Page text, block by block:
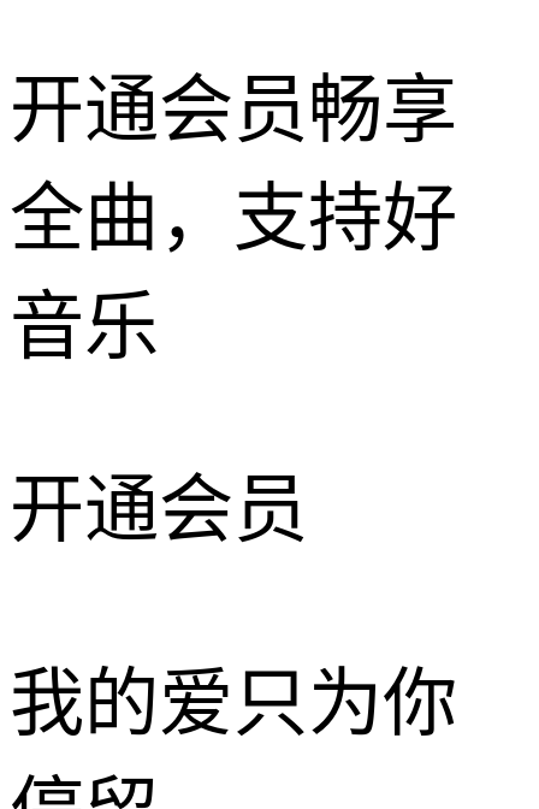
开通会员畅享
全曲，支持好
音乐
开通会员
我的爱只为你